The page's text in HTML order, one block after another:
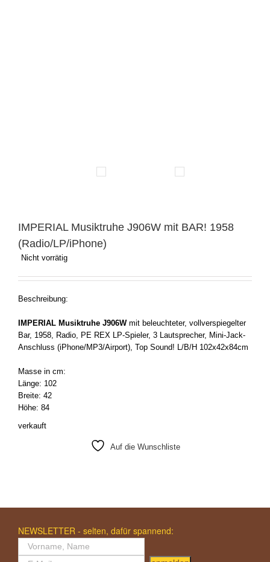
IMPERIAL Musiktruhe J906W mit BAR! 1958
(Radio/LP/iPhone)
Nicht vorrätig
Beschreibung:
IMPERIAL Musiktruhe J906Wmit beleuchteter, vollverspiegelter
Bar, 1958, Radio, PE REX LP-Spieler, 3 Lautsprecher, Mini-Jack-
Anschluss (iPhone/MP3/Airport), Top Sound! L/B/H 102x42x84cm
Masse in cm:
Länge: 102
Breite: 42
Höhe: 84
verkauft
Auf die Wunschliste
NEWSLETTER - selten, dafür spannend: